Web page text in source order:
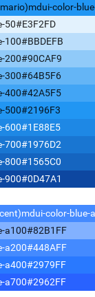
mdui-color-blue
50#E3F2FD
100#BBDEFB
200#90CAF9
300#64B5F6
400#42A5F5
500#2196F3
600#1E88E5
700#1976D2
800#1565C0
900#0D47A1
mdui-color-blue-
a100#82B1FF
a200#448AFF
a400#2979FF
a700#2962FF